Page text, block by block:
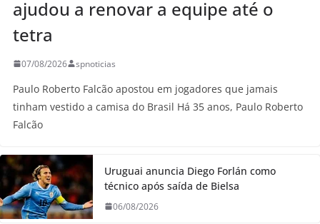
ajudou a renovar a equipe até o
tetra
07/08/2026 spnoticias
Paulo Roberto Falcão apostou em jogadores que jamais
tinham vestido a camisa do Brasil Há 35 anos, Paulo Roberto
Falcão
Uruguai anuncia Diego Forlán como
técnico após saída de Bielsa
06/08/2026